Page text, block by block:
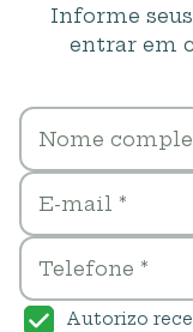
Informe
entrar em
Nome
E-mail *
Telefone *
Autorizo